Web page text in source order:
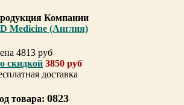
Компании
Medicine (Англия)
4813 руб
скидкой 3850 руб
доставка
товара: 0823